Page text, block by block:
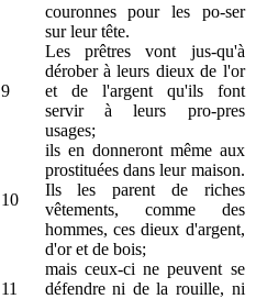
couronnes pour les po-ser
sur leur tête.
9
Les prêtres vont jus-qu'à
dérober à leurs dieux de l'or
et de l'argent qu'ils font
servir à leurs pro-pres
usages;
10
ils en donneront même aux
prostituées dans leur maison.
Ils les parent de riches
vêtements, comme des
hommes, ces dieux d'argent,
d'or et de bois;
11
mais ceux-ci ne peuvent se
défendre ni de la rouille, ni